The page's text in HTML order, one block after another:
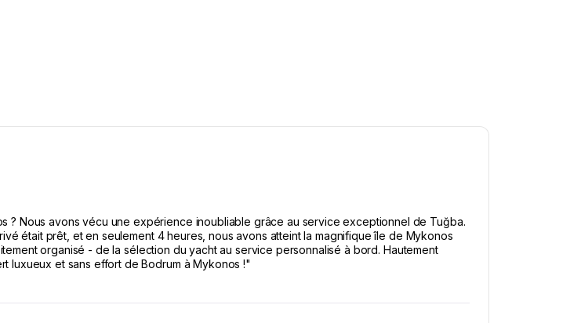
? Nous avons vécu une expérience inoubliable grâce au service exceptionnel de Tuğba.
était prêt, et en seulement 4 heures, nous avons atteint la magnifique île de Mykonos
organisé - de la sélection du yacht au service personnalisé à bord. Hautement
luxueux et sans effort de Bodrum à Mykonos !"